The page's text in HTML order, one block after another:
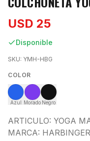
USD 25
Disponible
SKU: YMH-HBG
COLOR
Azul Morado Negro
ARTICULO: YOGA
MARCA: HARBINGER